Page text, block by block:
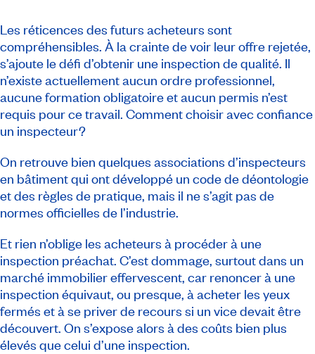
Les réticences des futurs acheteurs sont
compréhensibles. À la crainte de voir leur offre rejetée,
s’ajoute le défi d’obtenir une inspection de qualité. Il
n’existe actuellement aucun ordre professionnel,
aucune formation obligatoire et aucun permis n’est
requis pour ce travail. Comment choisir avec confiance
un inspecteur?
On retrouve bien quelques associations d’inspecteurs
en bâtiment qui ont développé un code de déontologie
et des règles de pratique, mais il ne s’agit pas de
normes officielles de l’industrie.
Et rien n’oblige les acheteurs à procéder à une
inspection préachat. C’est dommage, surtout dans un
marché immobilier effervescent, car renoncer à une
inspection équivaut, ou presque, à acheter les yeux
fermés et à se priver de recours si un vice devait être
découvert. On s’expose alors à des coûts bien plus
élevés que celui d’une inspection.